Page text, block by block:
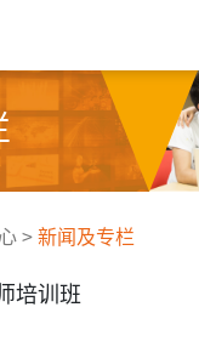
>新闻及专栏
培训班